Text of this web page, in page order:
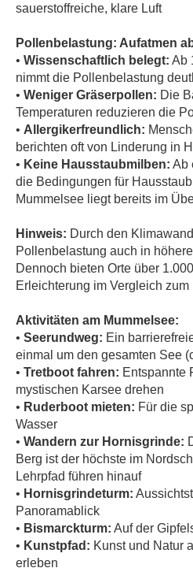
sauerstoffreiche, klare Luft
Pollenbelastung: Aufatmen
• Wissenschaftlich belegt: Ab
nimmt die Pollenbelastung
• Weniger Gräserpollen: Die
Temperaturen reduzieren die
• Allergikerfreundlich:
berichten oft von Linderung in
• Keine Hausstaubmilben: Ab
die Bedingungen für
Mummelsee liegt bereits im
Hinweis: Durch den
Pollenbelastung auch in
Dennoch bieten Orte über
Erleichterung im Vergleich zum
Aktivitäten am Mummelsee:
• Seerundweg: Ein
einmal um den gesamten See
• Tretboot fahren: Entspannte
mystischen Karsee drehen
• Ruderboot mieten: Für die
Wasser
• Wandern zur Hornisgrinde:
Berg ist der höchste im
Lehrpfad führen hinauf
• Hornisgrindeturm:
Panoramablick
• Bismarckturm: Auf der
• Kunstpfad: Kunst und Natur
erleben